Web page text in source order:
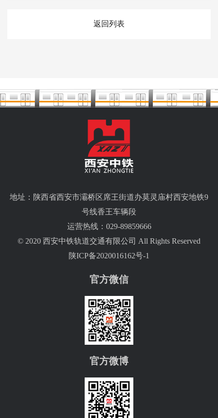
返回列表
地址：陕西省西安市灞桥区席王街道办莫灵庙村西安地铁9
号线香王车辆段
运营热线：029-89859666
陕ICP备2020016162号-1
© 2020 西安中铁轨道交通有限公司 All Rights Reserved
官方微信
官方微博